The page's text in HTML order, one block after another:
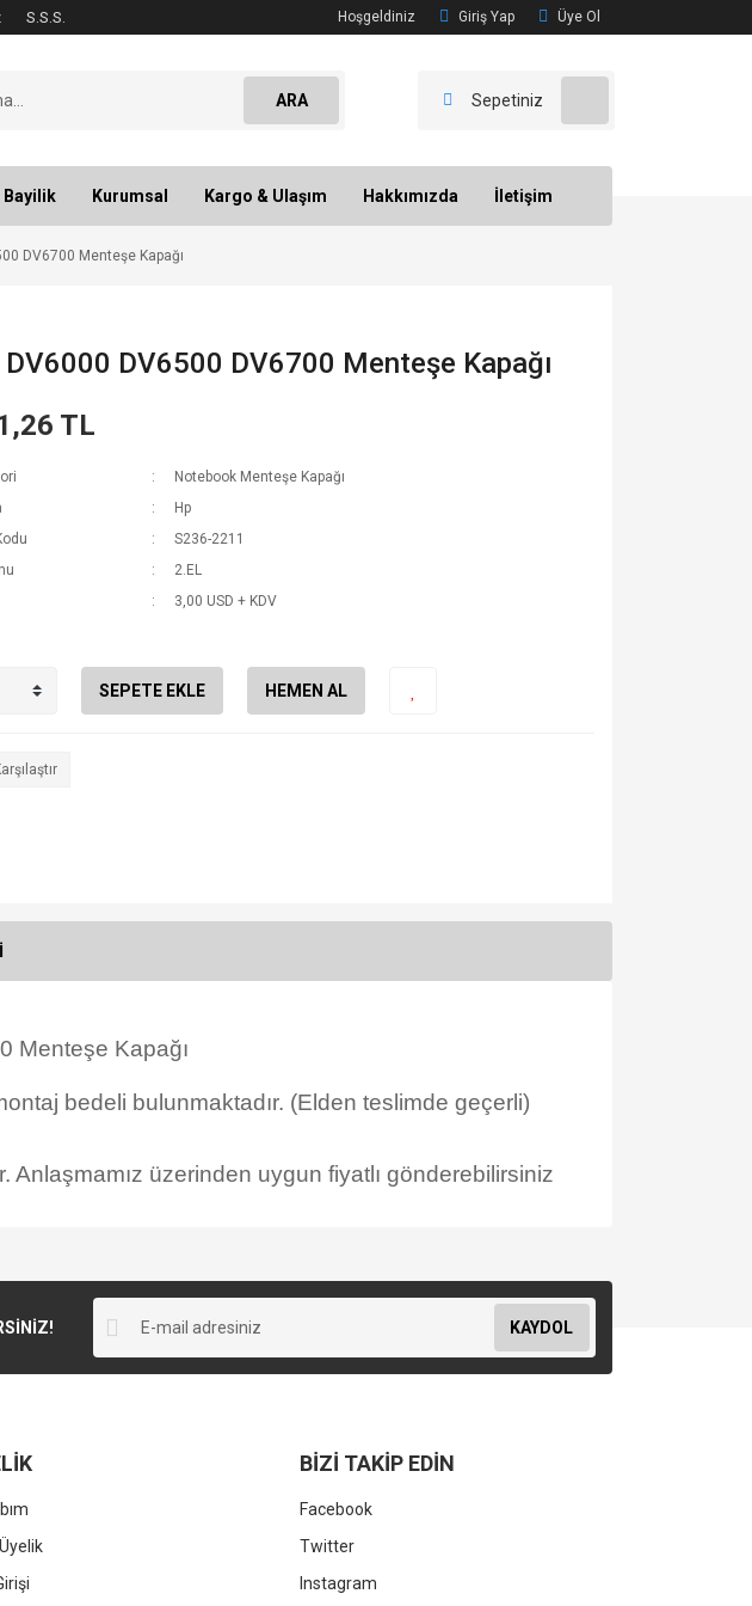
S.S.S. Hoşgeldiniz Giriş Yap Üye Ol
ARA Sepetiniz
Bayilik Kurumsal Kargo & Ulaşım Hakkımızda İletişim
DV6700 Menteşe Kapağı
DV6000 DV6500 DV6700 Menteşe Kapağı
TL
Notebook Menteşe Kapağı
Hp
S236-2211
2.EL
3,00 USD + KDV
SEPETE EKLE HEMEN AL
Menteşe Kapağı
bedeli bulunmaktadır. (Elden teslimde geçerli)
üzerinden uygun fiyatlı gönderebilirsiniz
KAYDOL
BİZİ TAKİP EDİN
Facebook
Twitter
Instagram